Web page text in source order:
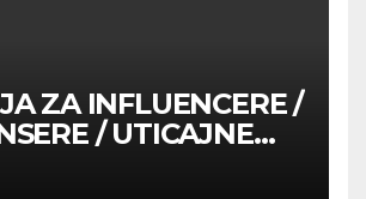
ZA INFLUENCERE /
/ UTICAJNE